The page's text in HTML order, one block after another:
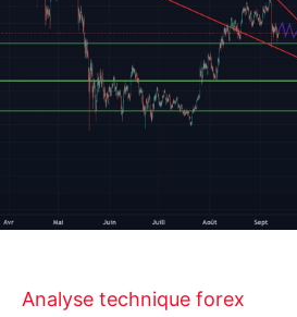
Analyse technique forex